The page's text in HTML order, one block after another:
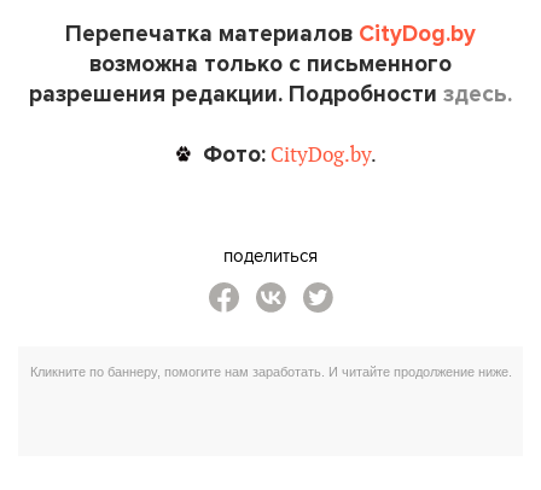
Перепечатка материалов CityDog.by
возможна только с письменного
разрешения редакции. Подробности здесь.
Фото: CityDog.by.
поделиться